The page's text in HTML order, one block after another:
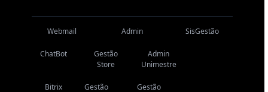
Webmail Admin SisGestão
ChatBot
Gestão
Store
Admin
Unimestre
Bitrix
Gestão
Gestão